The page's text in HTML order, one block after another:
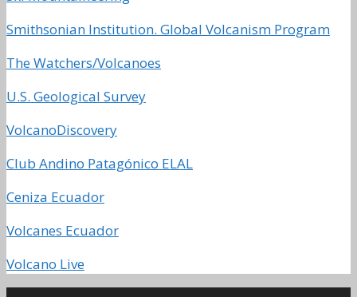
Smithsonian Institution. Global Volcanism Program
The Watchers/Volcanoes
U.S. Geological Survey
VolcanoDiscovery
Club Andino Patagónico ELAL
Ceniza Ecuador
Volcanes Ecuador
Volcano Live